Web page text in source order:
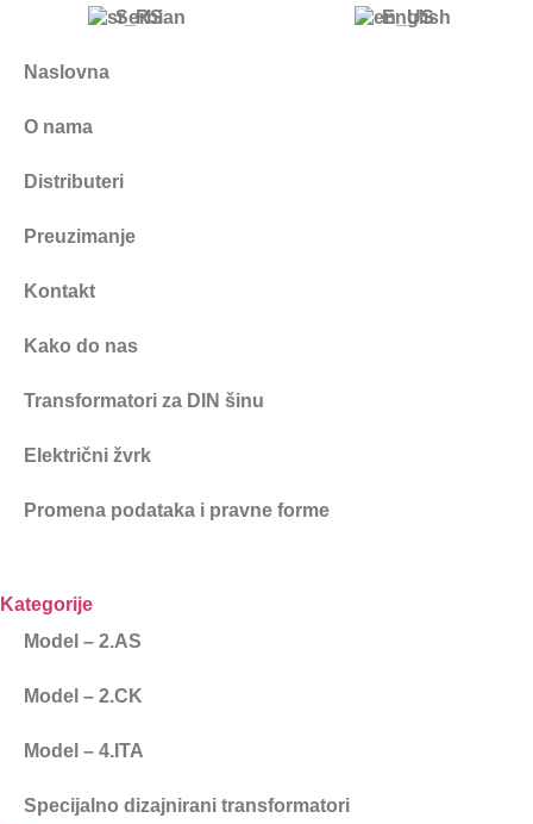
Serbian English
Naslovna
O nama
Distributeri
Preuzimanje
Kontakt
Kako do nas
Transformatori za DIN šinu
Električni žvrk
Promena podataka i pravne forme
Kategorije
Model – 2.AS
Model – 2.CK
Model – 4.ITA
Specijalno dizajnirani transformatori